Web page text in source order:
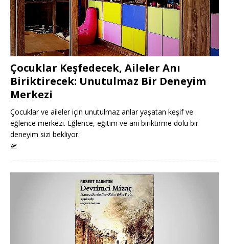
Çocuklar Keşfedecek, Aileler Anı
Biriktirecek: Unutulmaz Bir Deneyim
Merkezi
Çocuklar ve aileler için unutulmaz anlar yaşatan keşif ve
eğlence merkezi. Eğlence, eğitim ve anı biriktirme dolu bir
deneyim sizi bekliyor.
🛫